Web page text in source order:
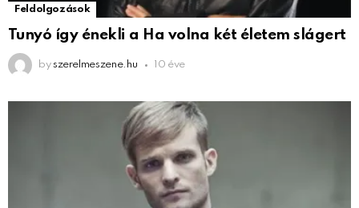
Feldolgozások
Tunyó így énekli a Ha volna két életem slágert
by szerelmeszene.hu 10 éve